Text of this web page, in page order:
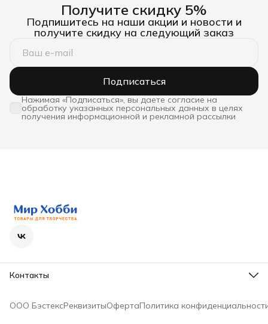
Получите скидку 5%
Подпишитесь на наши акции и новости и
получите скидку на следующий заказ
Подписаться
Нажимая «Подписаться», вы даете согласие на
обработку указанных персональных данных в целях
получения информационной и рекламной рассылки
Контакты
Режим работы
ООО БэстексРеквизитыОфертаПолитика